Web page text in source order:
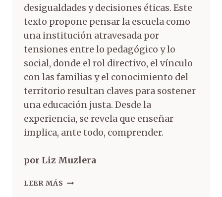
desigualdades y decisiones éticas. Este
texto propone pensar la escuela como
una institución atravesada por
tensiones entre lo pedagógico y lo
social, donde el rol directivo, el vínculo
con las familias y el conocimiento del
territorio resultan claves para sostener
una educación justa. Desde la
experiencia, se revela que enseñar
implica, ante todo, comprender.
por Liz Muzlera
LEER MÁS